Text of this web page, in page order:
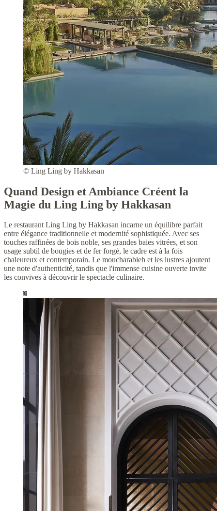
© Ling Ling by Hakkasan
Quand Design et Ambiance Créent la
Magie du Ling Ling by Hakkasan
Le restaurant Ling Ling by Hakkasan incarne un équilibre parfait
entre élégance traditionnelle et modernité sophistiquée. Avec ses
touches raffinées de bois noble, ses grandes baies vitrées, et son
usage subtil de bougies et de fer forgé, le cadre est à la fois
chaleureux et contemporain. Le moucharabieh et les lustres ajoutent
une note d'authenticité, tandis que l'immense cuisine ouverte invite
les convives à découvrir le spectacle culinaire.